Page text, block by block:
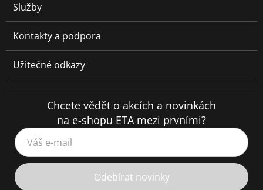
Služby
Kontakty a podpora
Užitečné odkazy
Chcete vědět o akcích a novinkách
na e-shopu ETA mezi prvními?
Váš e-mail
Odebírat novinky